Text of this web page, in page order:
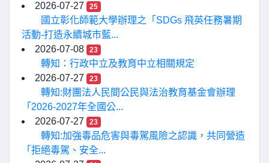
2026-07-27
25
國立彰化師範大學辦理之「SDGs 飛英任務暑期
活動-打造永續城市藍...
2026-07-08
23
轉知：行政中立及教育中立相關規定
2026-07-27
23
轉知:財團法人民間公民與法治教育基金會辦理
「2026-2027年全國公...
2026-07-27
23
轉知:加強毒品危害與毒駕風險之認識，共同營造
「拒絕毒駕、安全...